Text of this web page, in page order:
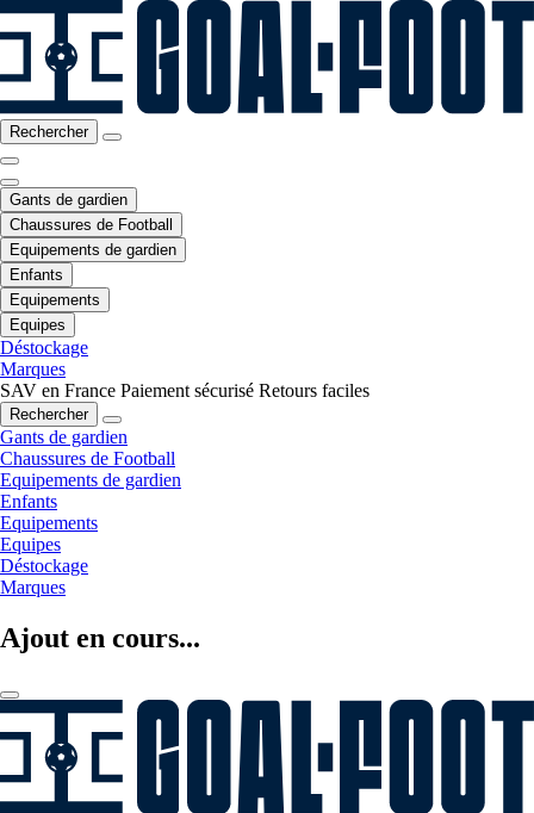
Rechercher
Gants de gardien
Chaussures de Football
Equipements de gardien
Enfants
Equipements
Equipes
Déstockage
Marques
SAV en France Paiement sécurisé Retours faciles
Rechercher
Gants de gardien
Chaussures de Football
Equipements de gardien
Enfants
Equipements
Equipes
Déstockage
Marques
Ajout en cours...